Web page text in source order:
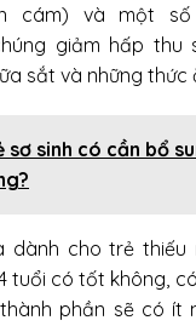
cám) và một số
giảm hấp thu
sắt và những
sơ sinh có cần bổ
dành cho trẻ thiếu
tuổi có tốt không,
phần sẽ có ít